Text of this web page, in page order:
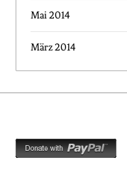
Mai 2014
März 2014